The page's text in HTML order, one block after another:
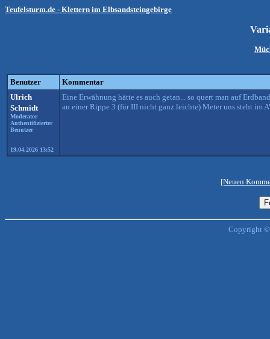
Teufelsturm.de - Klettern im Elbsandsteingebirge
Benutzer
Kommentar
Ulrich
Schmidt
Moderator
Authentifizierter
Benutzer
19.04.2026 13:52
Eine Erwähnung hätte es auch getan... so quert man auf
an einer Rippe 3 (für III nicht ganz leichte) Meter uns steht im
[Neuen
Copyright ©